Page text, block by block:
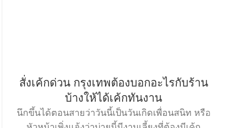
สั่งเค้กด่วน กรุงเทพต้องบอกอะไรกับร้าน
บ้างให้ได้เค้กทันงาน
นึกขึ้นได้ตอนสายว่าวันนี้เป็นวันเกิดเพื่อนสนิท หรือ